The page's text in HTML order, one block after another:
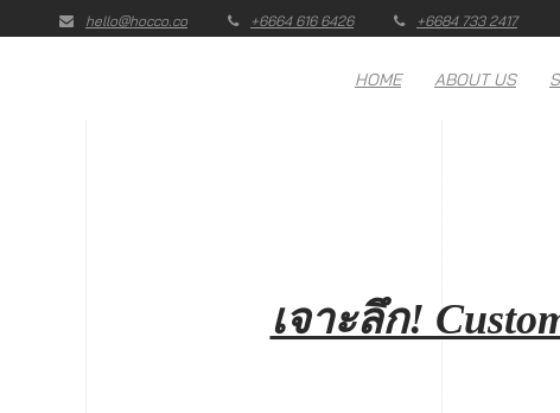
hello@hocco.co +6664 616 6426 +6684 733 2417
HOME ABOUT US
เจาะลึก!